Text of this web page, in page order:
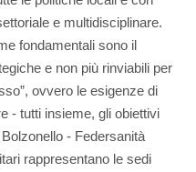
e multidisciplinare.
fondamentali sono il
e non più rinviabili per
ovvero le esigenze di
- tutti insieme, gli obiettivi
- Federsanità
rappresentano le sedi